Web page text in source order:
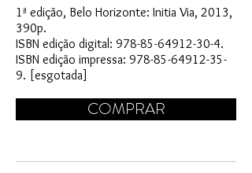
1ª edição, Belo Horizonte: Initia Via, 2013,
390p.
ISBN edição digital: 978-85-64912-30-4.
ISBN edição impressa: 978-85-64912-35-
9. [esgotada]
COMPRAR